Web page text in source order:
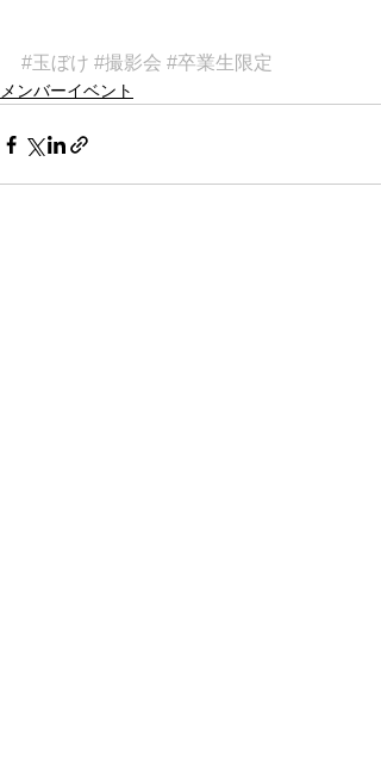
#玉ぼけ #撮影会 #卒業生限定
メンバーイベント